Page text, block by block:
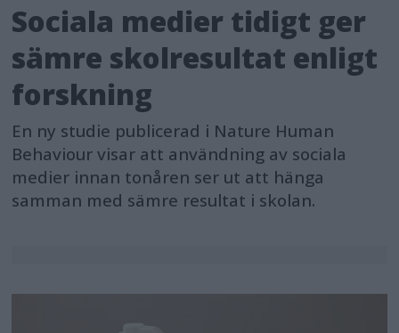
Sociala medier tidigt ger
sämre skolresultat enligt
forskning
En ny studie publicerad i Nature Human
Behaviour visar att användning av sociala
medier innan tonåren ser ut att hänga
samman med sämre resultat i skolan.